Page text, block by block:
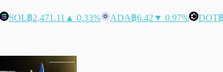
SOL฿2,471.11 ▲ 0.33% ADA฿6.42 ▼ 0.97% DOT